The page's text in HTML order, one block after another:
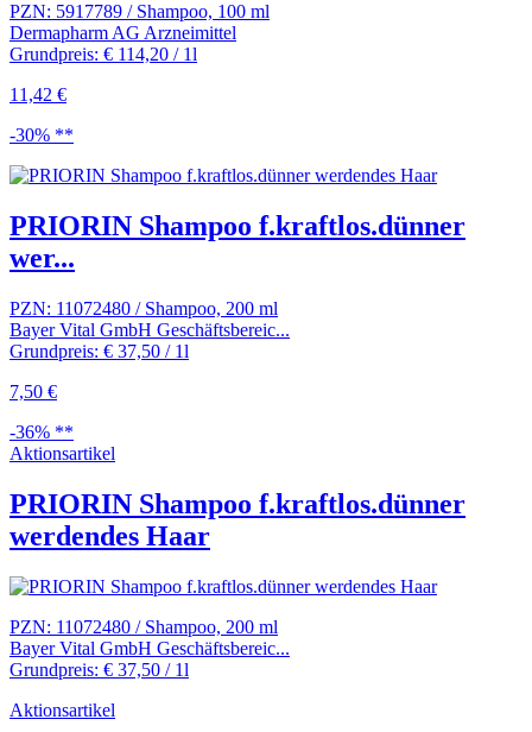
PZN: 5917789 / Shampoo, 100 ml
Dermapharm AG Arzneimittel
Grundpreis: € 114,20 / 1l
11,42 €
-30% **
PRIORIN Shampoo f.kraftlos.dünner
wer...
PZN: 11072480 / Shampoo, 200 ml
Bayer Vital GmbH Geschäftsbereic...
Grundpreis: € 37,50 / 1l
7,50 €
-36% **
Aktionsartikel
PRIORIN Shampoo f.kraftlos.dünner
werdendes Haar
PZN: 11072480 / Shampoo, 200 ml
Bayer Vital GmbH Geschäftsbereic...
Grundpreis: € 37,50 / 1l
Aktionsartikel